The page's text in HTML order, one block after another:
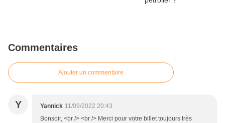
Commentaires
Ajouter un commentaire
Y Yannick 11/09/2022 20:43
Bonsoir, <br /> <br /> Merci pour votre billet toujours très